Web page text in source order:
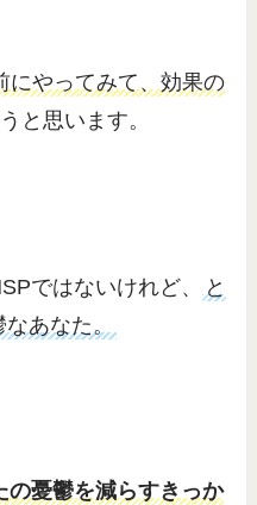
にやってみて、効果の
と思います。
ではないけれど、
と
あなた。
の憂鬱を減らすきっか